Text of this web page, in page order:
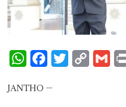
W
a
JANTHO —